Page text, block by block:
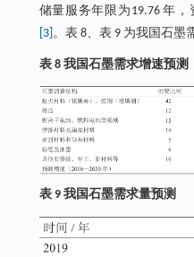
储量服务年限为19.76 年
[3] 。表 8、表 9 为我国石墨
表 8 我国石墨需
表 9 我国石墨需